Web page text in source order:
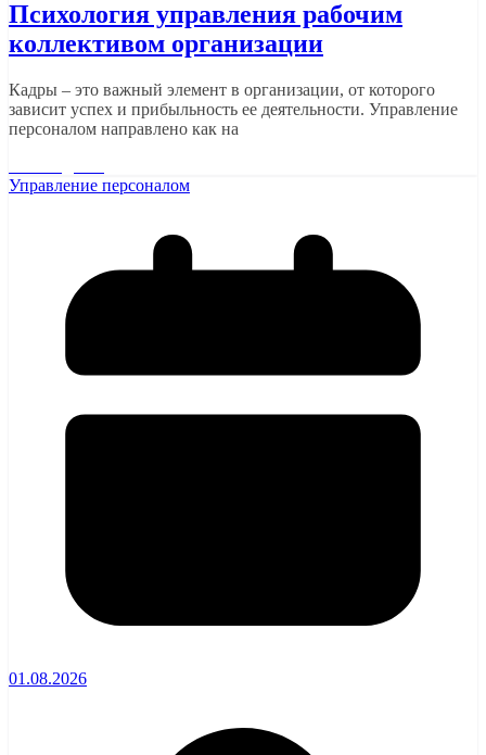
Психология управления рабочим
коллективом организации
Кадры – это важный элемент в организации, от которого
зависит успех и прибыльность ее деятельности. Управление
персоналом направлено как на
Управление персоналом
01.08.2026